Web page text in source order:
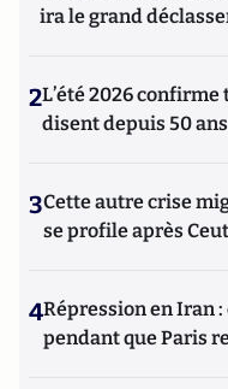
ira le grand
2L’été 2026
disent depuis 50
3Cette autre crise
se profile après
4Répression en Iran
pendant que Paris